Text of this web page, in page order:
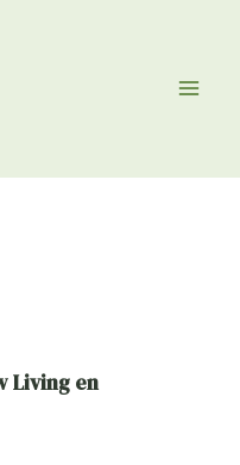
Living en